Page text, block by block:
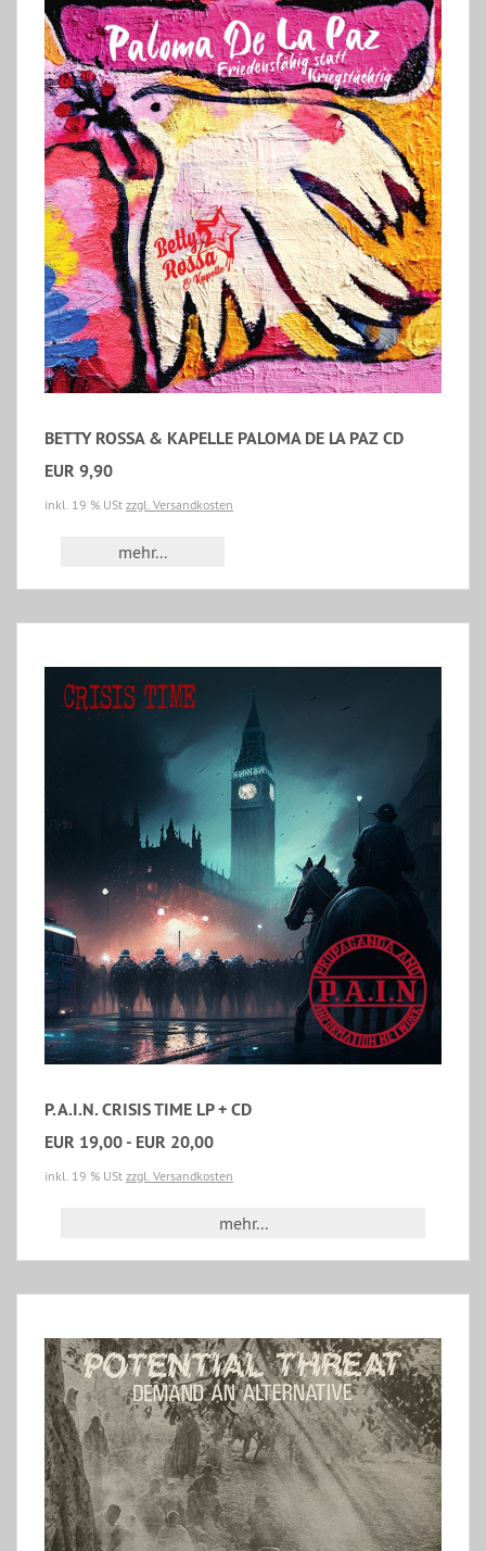
BETTY ROSSA & KAPELLE PALOMA DE LA PAZ CD
EUR 9,90
inkl. 19 % USt zzgl. Versandkosten
mehr...
P.A.I.N. CRISIS TIME LP + CD
EUR 19,00 - EUR 20,00
inkl. 19 % USt zzgl. Versandkosten
mehr...